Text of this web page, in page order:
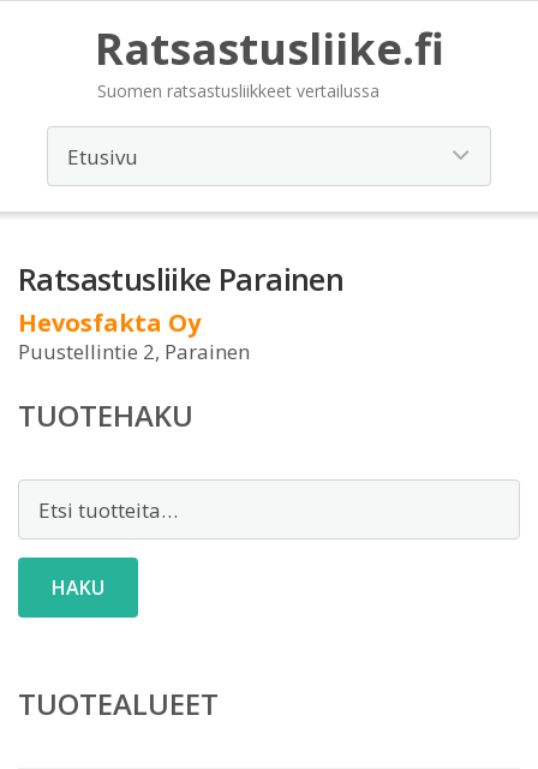
Ratsastusliike.fi
Suomen ratsastusliikkeet vertailussa
Ratsastusliike Parainen
Hevosfakta Oy
Puustellintie 2, Parainen
TUOTEHAKU
HAKU
TUOTEALUEET